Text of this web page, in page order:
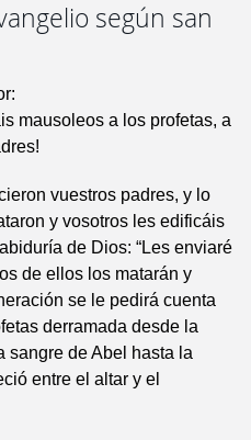
según san
mausoleos a los profetas, a
vuestros padres, y lo
y vosotros les edificáis
de Dios: “Les enviaré
de ellos los matarán y
se le pedirá cuenta
derramada desde la
sangre de Abel hasta la
entre el altar y el